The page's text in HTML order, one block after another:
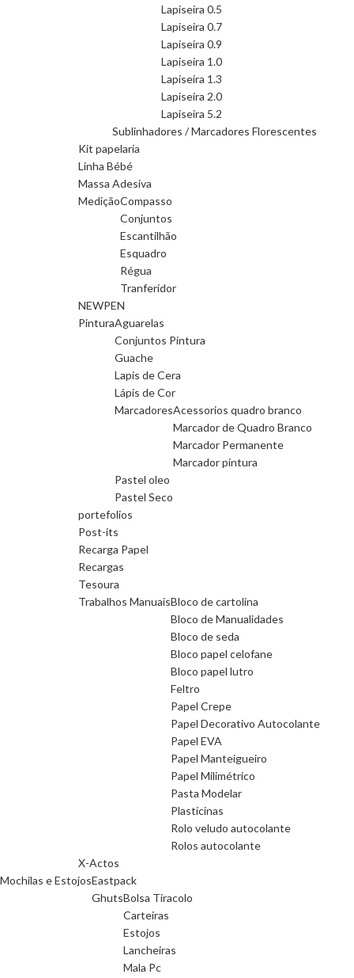
Lapiseira 0.5
Lapiseira 0.7
Lapiseira 0.9
Lapiseira 1.0
Lapiseira 1.3
Lapiseira 2.0
Lapiseira 5.2
Sublinhadores / Marcadores Florescentes
Kit papelaria
Linha Bébé
Massa Adesiva
MediçãoCompasso
Conjuntos
Escantilhão
Esquadro
Régua
Tranferidor
NEWPEN
PinturaAguarelas
Conjuntos Pintura
Guache
Lapis de Cera
Lápis de Cor
MarcadoresAcessorios quadro branco
Marcador de Quadro Branco
Marcador Permanente
Marcador pintura
Pastel oleo
Pastel Seco
portefolios
Post-its
Recarga Papel
Recargas
Tesoura
Trabalhos ManuaisBloco de cartolina
Bloco de Manualidades
Bloco de seda
Bloco papel celofane
Bloco papel lutro
Feltro
Papel Crepe
Papel Decorativo Autocolante
Papel EVA
Papel Manteigueiro
Papel Milimétrico
Pasta Modelar
Plasticinas
Rolo veludo autocolante
Rolos autocolante
X-Actos
Mochilas e EstojosEastpack
GhutsBolsa Tiracolo
Carteiras
Estojos
Lancheiras
Mala Pc